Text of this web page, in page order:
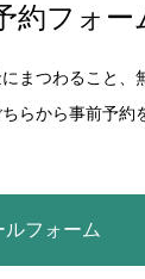
約フォー
まつわること、
らから事前予約
ルフォーム